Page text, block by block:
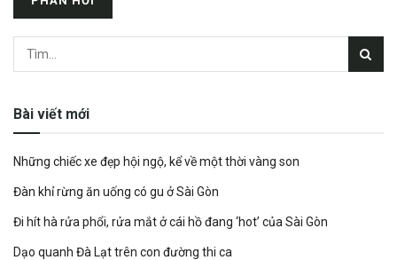
Bài viết mới
Những chiếc xe đẹp hội ngộ, kể về một thời vàng son
Đàn khỉ rừng ăn uống có gu ở Sài Gòn
Đi hít hà rửa phổi, rửa mắt ở cái hồ đang ‘hot’ của Sài Gòn
Dạo quanh Đà Lạt trên con đường thi ca